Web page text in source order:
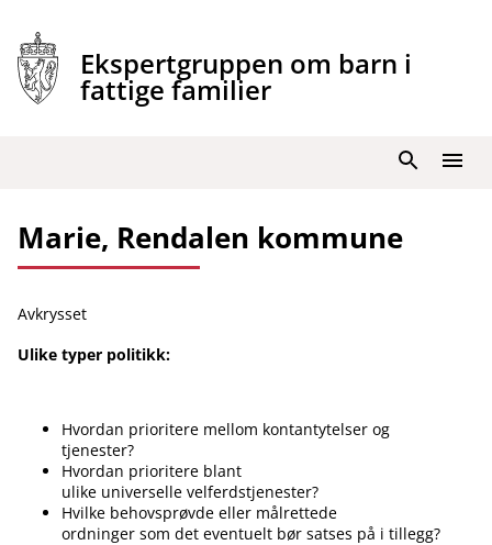
innhold
Ekspertgruppen om barn i
fattige familier
Meny
Søk
Marie, Rendalen kommune
Avkrysset
Ulike typer politikk:
Hvordan prioritere mellom kontantytelser og
tjenester?
Hvordan prioritere blant
ulike universelle velferdstjenester?
Hvilke behovsprøvde eller målrettede
ordninger som det eventuelt bør satses på i tillegg?